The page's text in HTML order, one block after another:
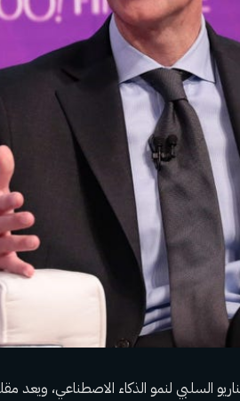
السلبي لنمو الذكاء الاصطناعي، ويعد